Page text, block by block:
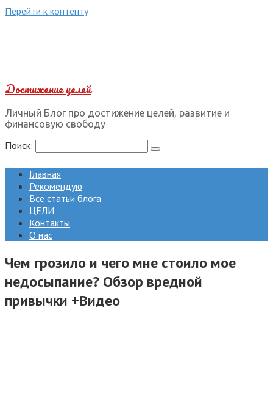
Перейти к контенту
Достижение целей
Личный Блог про достижение целей, развитие и
финансовую свободу
Поиск:
Главная
Рекомендую
Все статьи блога
ЦЕЛИ
Контакты
О нас
Чем грозило и чего мне стоило мое
недосыпание? Обзор вредной
привычки +Видео